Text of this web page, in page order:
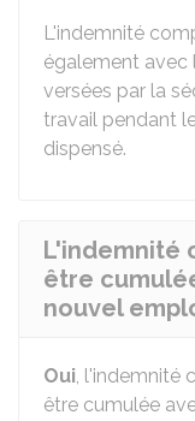
L'indemnité
également avec
versées par la
travail pendant
dispensé.
L'indemnité
être
nouvel
Oui, l'indemnité
être cumulée